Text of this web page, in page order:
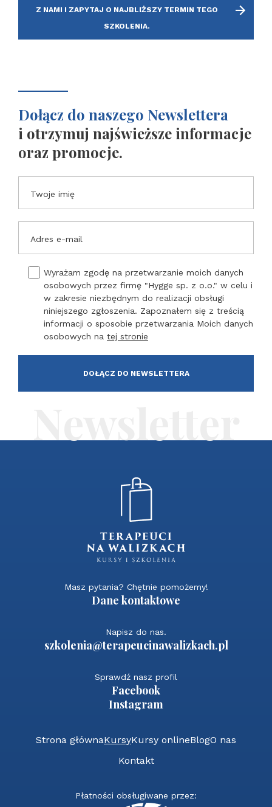
Z NAMI I ZAPYTAJ O NAJBLIŻSZY TERMIN TEGO
SZKOLENIA.
Dołącz do naszego Newslettera
i otrzymuj najświeższe informacje
oraz promocje.
Twoje imię
Adres e-mail
Wyrażam zgodę na przetwarzanie moich danych
osobowych przez firmę "Hygge sp. z o.o." w celu i
w zakresie niezbędnym do realizacji obsługi
niniejszego zgłoszenia. Zapoznałem się z treścią
informacji o sposobie przetwarzania Moich danych
osobowych na tej stronie
Masz pytania? Chętnie pomożemy!
Dane kontaktowe
Napisz do nas.
szkolenia@terapeucinawalizkach.pl
Sprawdź nasz profil
Facebook
Instagram
Strona głównaKursyKursy onlineBlogO nas
Kontakt
Płatności obsługiwane przez: